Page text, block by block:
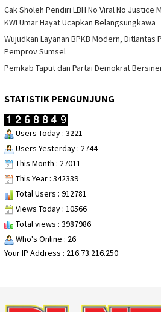
Cak Sholeh Pendiri LBH No Viral No Justice
KWI Umar Hayat Ucapkan Belangsungkawa
Wujudkan Layanan BPKB Modern, Ditlantas
Pemprov Sumsel
Pemkab Taput dan Partai Demokrat
STATISTIK PENGUNJUNG
Users Today : 3221
Users Yesterday : 2744
This Month : 27011
This Year : 342339
Total Users : 912781
Views Today : 10566
Total views : 3987986
Who's Online : 26
Your IP Address : 216.73.216.250